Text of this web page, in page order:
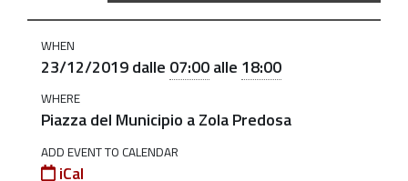
alle-
18
Mercato
Straordinario
Lavino:
WHEN
23/12/2019dalle 07:00alle 18:00
WHERE
Piazza del Municipio a Zola Predosa
ADD EVENT TO CALENDAR
iCal